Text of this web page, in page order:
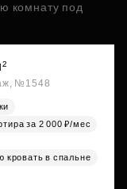
комнату под
№1548
за 2 000 ₽/мес
кровать в спальне